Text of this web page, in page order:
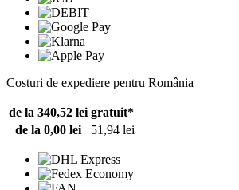
Costuri de expediere pentru România
de la 340,52 lei gratuit*
de la 0,00 lei
51,94 lei